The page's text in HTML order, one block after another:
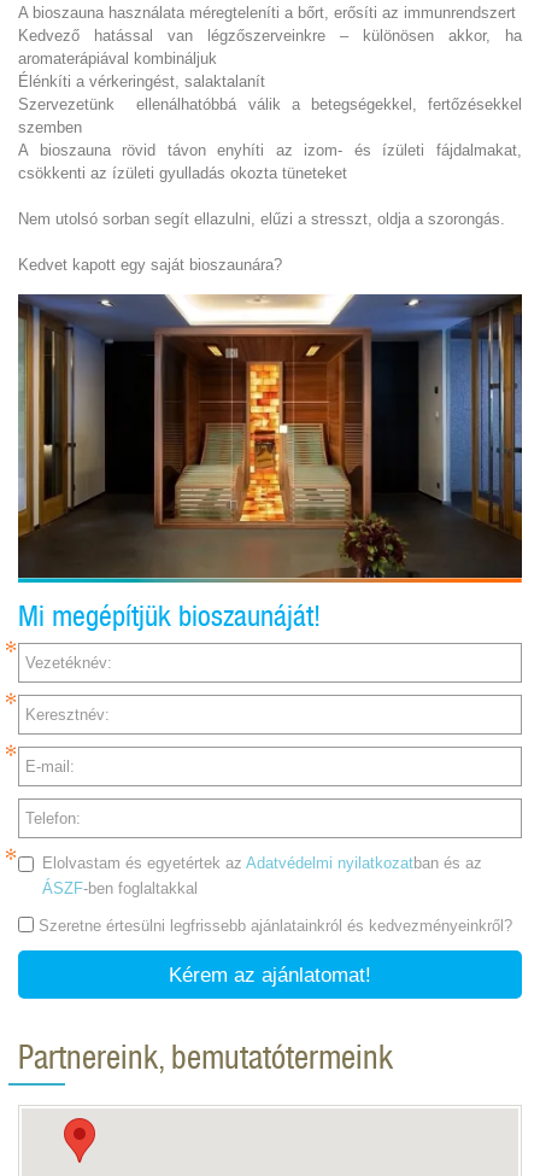
A bioszauna használata méregteleníti a bőrt, erősíti az immunrendszert
Kedvező hatással van légzőszerveinkre – különösen akkor, ha
aromaterápiával kombináljuk
Élénkíti a vérkeringést, salaktalanít
Szervezetünk ellenálhatóbbá válik a betegségekkel, fertőzésekkel
szemben
A bioszauna rövid távon enyhíti az izom- és ízületi fájdalmakat,
csökkenti az ízületi gyulladás okozta tüneteket
Nem utolsó sorban segít ellazulni, elűzi a stresszt, oldja a szorongás.
Kedvet kapott egy saját bioszaunára?
Mi megépítjük bioszaunáját!
Vezetéknév:
Keresztnév:
E-mail:
Telefon:
Elolvastam és egyetértek az Adatvédelmi nyilatkozatban és az
ÁSZF-ben foglaltakkal
Szeretne értesülni legfrissebb ajánlatainkról és kedvezményeinkről?
Kérem az ajánlatomat!
Partnereink, bemutatótermeink